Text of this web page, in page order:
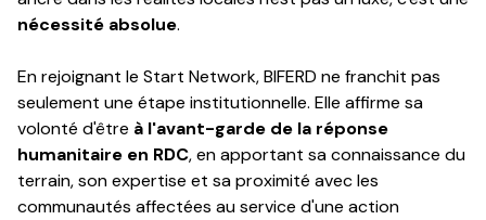
nécessité absolue.
En rejoignant le Start Network, BIFERD ne franchit pas
seulement une étape institutionnelle. Elle affirme sa
volonté d'être à l'avant-garde de la réponse
humanitaire en RDC, en apportant sa connaissance du
terrain, son expertise et sa proximité avec les
communautés affectées au service d'une action